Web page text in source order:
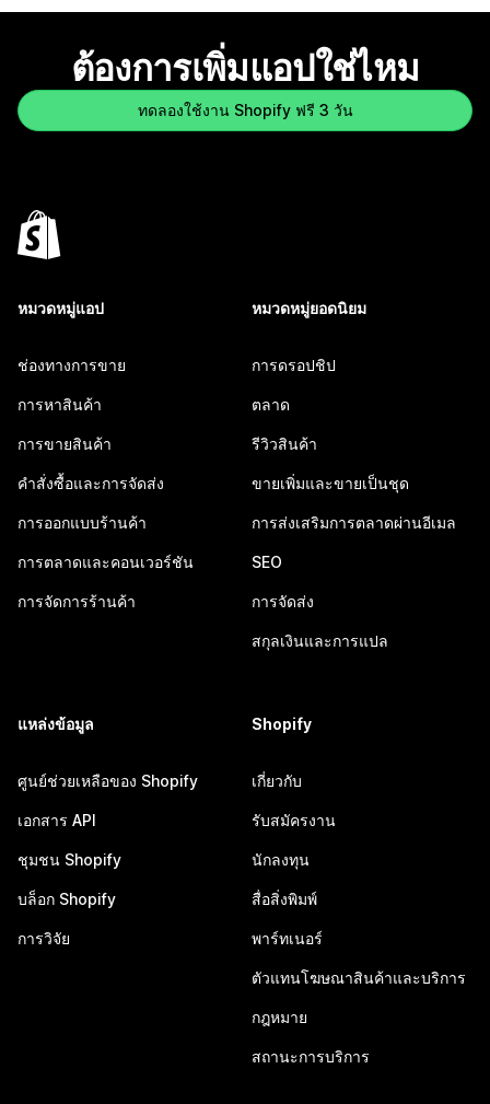
ต้องการเพิ่มแอปใช่ไหม
ทดลองใช้งาน Shopify ฟรี 3 วัน
หมวดหมู่แอป
ช่องทางการขาย
การหาสินค้า
การขายสินค้า
คำสั่งซื้อและการจัดส่ง
การออกแบบร้านค้า
การตลาดและคอนเวอร์ชัน
การจัดการร้านค้า
หมวดหมู่ยอดนิยม
การดรอปชิป
ตลาด
รีวิวสินค้า
ขายเพิ่มและขายเป็นชุด
การส่งเสริมการตลาดผ่านอีเมล
SEO
การจัดส่ง
สกุลเงินและการแปล
แหล่งข้อมูล
ศูนย์ช่วยเหลือของ Shopify
เอกสาร API
ชุมชน Shopify
บล็อก Shopify
การวิจัย
Shopify
เกี่ยวกับ
รับสมัครงาน
นักลงทุน
สื่อสิ่งพิมพ์
พาร์ทเนอร์
ตัวแทนโฆษณาสินค้าและบริการ
กฎหมาย
สถานะการบริการ